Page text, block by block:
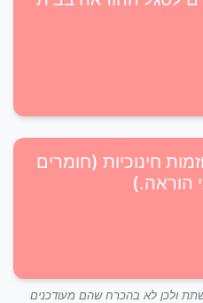
חינוכיות (חומרים
הוראה.)
ולכן לא בהכרח שהם מעודכנים